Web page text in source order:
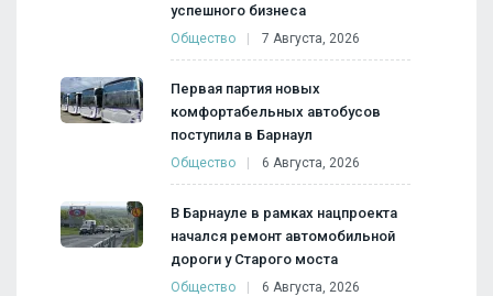
успешного бизнеса
Общество 7 Августа, 2026
Первая партия новых
комфортабельных автобусов
поступила в Барнаул
Общество 6 Августа, 2026
В Барнауле в рамках нацпроекта
начался ремонт автомобильной
дороги у Старого моста
Общество 6 Августа, 2026